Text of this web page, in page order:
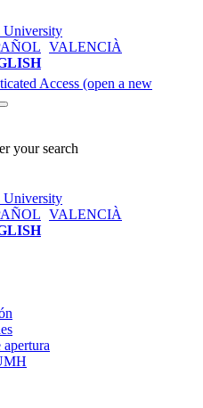
VALENCIÀ
Access (open a new
your search
VALENCIÀ